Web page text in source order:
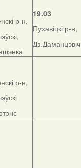
р-н,
19.03
Пухавіцкі р-н,
Дз.Даманцэвіч
р-н,